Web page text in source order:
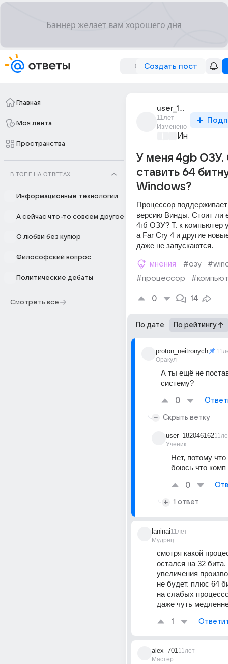
Создать пост
Главная
Моя лента
Пространства
В ТОПЕ НА ОТВЕТАХ
Информационные технологии
А сейчас что-то совсем другое
О любви без купюр
Философский вопрос
Политические дебаты
Смотреть все
user_182046162
11лет
Изменено
У меня 4gb ОЗУ.
ставить 64
Windows?
Процессор
версию Винды. Стоит ли
4гб ОЗУ? Т. к компьютер
а Far Cry 4 и другие
даже не запускаются.
мнения #озу
#процессор
0 14
По дате По рейтингу
proton_neitronych
Оракул
А ты ещё не
систему?
0
Скрыть ветку
user_182046162
Ученик
Нет, потому
боюсь что
0
1 ответ
laninai
Мудрец
11лет
смотря какой
остался на 32
увеличения
не будет. плюс 64
на слабых
даже чуть
1
alex_701
Мастер
11лет